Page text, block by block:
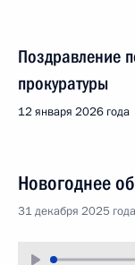
Поздравление
прокуратуры
12 января 2026 года
Новогоднее
31 декабря 2025 года